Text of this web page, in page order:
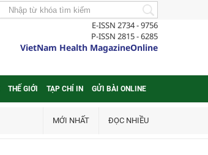
E-ISSN 2734 - 9756
P-ISSN 2815 - 6285
VietNam Health MagazineOnline
THẾ GIỚI TẠP CHÍ IN GỬI BÀI ONLINE
MỚI NHẤT ĐỌC NHIỀU